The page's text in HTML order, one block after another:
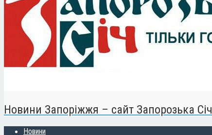
Новини Запоріжжя – сайт Запорозька Січ
Новини